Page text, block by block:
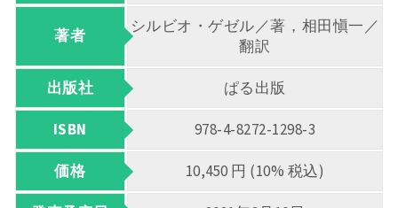
著者
シルビオ・ゲゼル／著，相田愼一／
翻訳
出版社 ぱる出版
ISBN 978-4-8272-1298-3
価格 10,450 円 (10% 税込)